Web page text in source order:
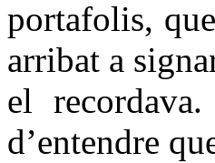
portafolis,
arribat a
el
d’entendre